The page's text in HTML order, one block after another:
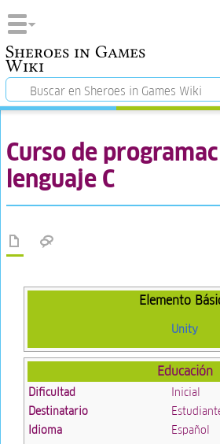
Sheroes in Games
Wiki
Curso de
lenguaje C
Elemento
Unity
Educación
Dificultad
Inicial
Destinatario
Idioma
Español